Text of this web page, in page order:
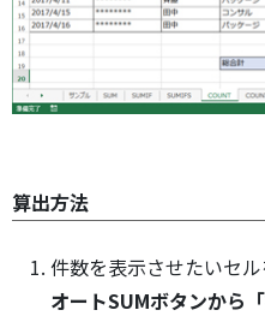
算出方法
件数を表示させたいセ
オートSUMボタンから